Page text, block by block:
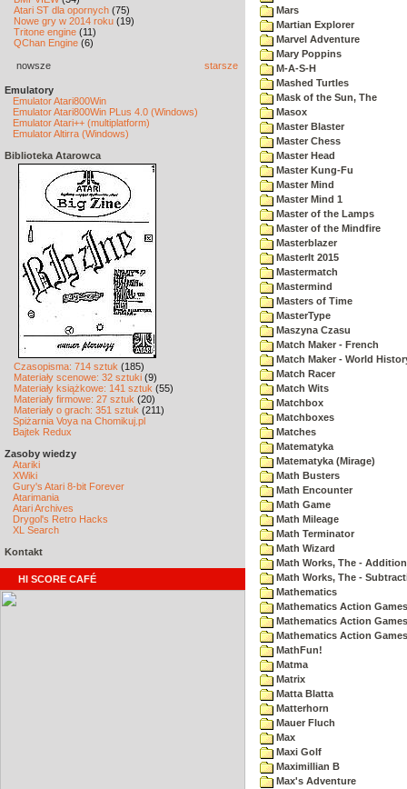
Atari ST dla opornych (75)
Nowe gry w 2014 roku (19)
Tritone engine (11)
QChan Engine (6)
nowsze starsze
Emulatory
Emulator Atari800Win
Emulator Atari800Win PLus 4.0 (Windows)
Emulator Atari++ (multiplatform)
Emulator Altirra (Windows)
Biblioteka Atarowca
Czasopisma: 714 sztuk (185)
Materiały scenowe: 32 sztuki (9)
Materiały książkowe: 141 sztuk (55)
Materiały firmowe: 27 sztuk (20)
Materiały o grach: 351 sztuk (211)
Spiżarnia Voya na Chomikuj.pl
Bajtek Redux
Zasoby wiedzy
Atariki
XWiki
Gury's Atari 8-bit Forever
Atarimania
Atari Archives
Drygol's Retro Hacks
XL Search
Kontakt
HI SCORE CAFÉ
Mars
Martian Explorer
Marvel Adventure
Mary Poppins
M-A-S-H
Mashed Turtles
Mask of the Sun, The
Masox
Master Blaster
Master Chess
Master Head
Master Kung-Fu
Master Mind
Master Mind 1
Master of the Lamps
Master of the Mindfire
Masterblazer
MasterIt 2015
Mastermatch
Mastermind
Masters of Time
MasterType
Maszyna Czasu
Match Maker - French
Match Maker - World
Match Racer
Match Wits
Matchbox
Matchboxes
Matches
Matematyka
Matematyka (Mirage)
Math Busters
Math Encounter
Math Game
Math Mileage
Math Terminator
Math Wizard
Math Works, The - Addition
Math Works, The -
Mathematics
Mathematics Action
Mathematics Action
Mathematics Action
MathFun!
Matma
Matrix
Matta Blatta
Matterhorn
Mauer Fluch
Max
Maxi Golf
Maximillian B
Max's Adventure